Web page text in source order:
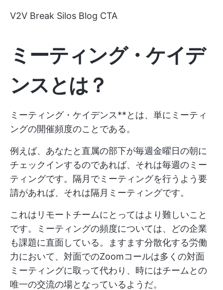
V2V Break Silos Blog CTA
ミーティング・ケイデ
ンスとは？
ミーティング・ケイデンス**とは、単にミーティ
ングの開催頻度のことである。
例えば、あなたと直属の部下が毎週金曜日の朝に
チェックインするのであれば、それは毎週のミー
ティングです。隔月でミーティングを行うよう要
請があれば、それは隔月ミーティングです。
これはリモートチームにとってはより難しいこと
です。ミーティングの頻度については、どの企業
も課題に直面している。ますます分散化する労働
力において、対面でのZoomコールは多くの対面
ミーティングに取って代わり、時にはチームとの
唯一の交流の場となっているようだ。